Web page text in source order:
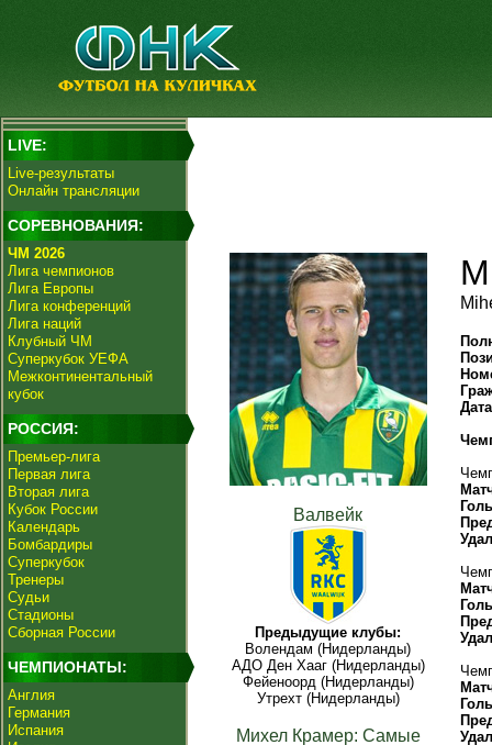
LIVE:
Live-результаты
Онлайн трансляции
СОРЕВНОВАНИЯ:
ЧМ 2026
Лига чемпионов
Лига Европы
Лига конференций
Лига наций
Клубный ЧМ
Суперкубок УЕФА
Межконтинентальный
кубок
РОССИЯ:
Премьер-лига
Первая лига
Вторая лига
Кубок России
Календарь
Бомбардиры
Суперкубок
Тренеры
Судьи
Стадионы
Сборная России
ЧЕМПИОНАТЫ:
Англия
Германия
Испания
Валвейк
Предыдущие клубы:
Волендам (Нидерланды)
АДО Ден Хааг (Нидерланды)
Фейеноорд (Нидерланды)
Утрехт (Нидерланды)
Михел Крамер: Самые